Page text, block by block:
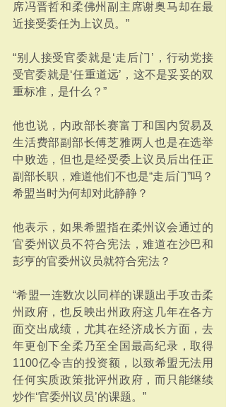
席冯晋哲和柔佛州副主席谢奥马却在最
近接受委任为上议员。”
“别人接受官委就是‘走后门’，行动党接
受官委就是‘任重道远’，这不是妥妥的双
重标准，是什么？”
他也说，内政部长赛富丁和国内贸易及
生活费部副部长傅芝雅两人也是在选举
中败选，但也是经受委上议员后出任正
副部长职，难道他们不也是“走后门”吗？
希盟当时为何却对此静静？
他表示，如果希盟指在柔州议会通过的
官委州议员不符合宪法，难道在沙巴和
彭亨的官委州议员就符合宪法？
“希盟一连数次以同样的课题出手攻击柔
州政府，也反映出州政府这几年在各方
面交出成绩，尤其在经济成长方面，去
年更创下全柔乃至全国最高纪录，取得
1100亿令吉的投资额，以致希盟无法用
任何实质政策批评州政府，而只能继续
炒作‘官委州议员’的课题。”